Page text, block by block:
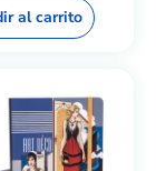
al carrito